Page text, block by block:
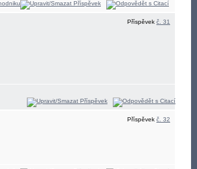
Příspěvek č. 31
Příspěvek č. 32